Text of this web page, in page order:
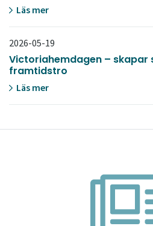
Läs mer
2026-05-19
Victoriahemdagen – skapar
framtidstro
Läs mer